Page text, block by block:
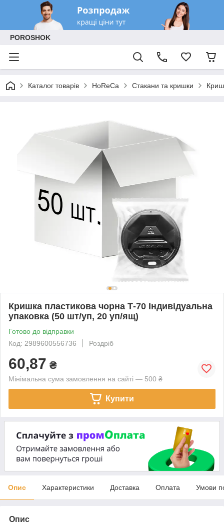
POROSHOK
Каталог товарів HoReCa Стакани та кришки
Кришка пластикова чорна Т-70 Індивідуальна
упаковка (50 шт/уп, 20 уп/ящ)
Готово до відправки
Код: 2989600556736
Роздріб
60,87 ₴
Мінімальна сума замовлення на сайті — 500 ₴
Купити
Опис Характеристики Доставка Оплата Умови
Опис